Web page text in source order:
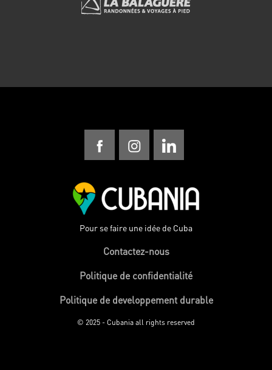
Pour se faire une idée de Cuba
Contactez-nous
Politique de confidentialité
Politique de developpement durable
© 2025 - Cubania all rights reserved